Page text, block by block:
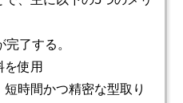
了する。
を使用
短時間かつ精密な型取り